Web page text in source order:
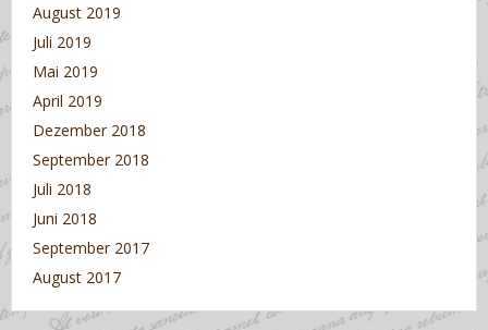
August 2019
Juli 2019
Mai 2019
April 2019
Dezember 2018
September 2018
Juli 2018
Juni 2018
September 2017
August 2017